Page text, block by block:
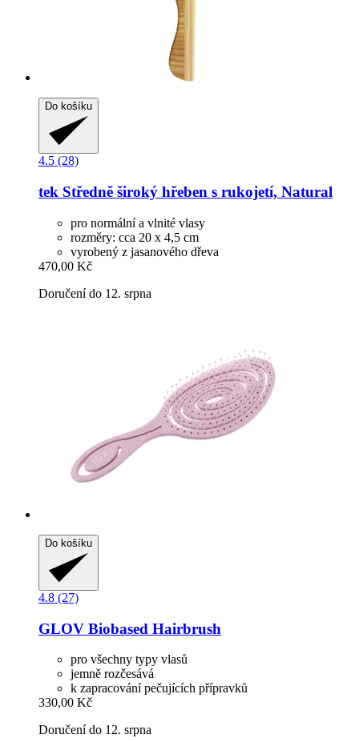
Do košíku
4.5 (28)
tek Středně široký hřeben s rukojetí, Natural
pro normální a vlnité vlasy
rozměry: cca 20 x 4,5 cm
vyrobený z jasanového dřeva
470,00 Kč
Doručení do 12. srpna
Do košíku
4.8 (27)
GLOV Biobased Hairbrush
pro všechny typy vlasů
jemně rozčesává
k zapracování pečujících přípravků
330,00 Kč
Doručení do 12. srpna